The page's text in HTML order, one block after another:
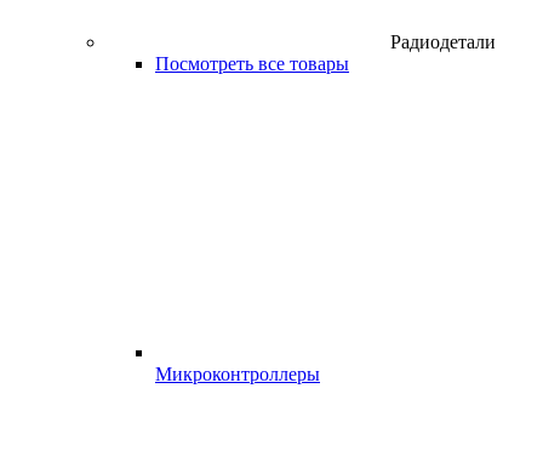
Радиодетали
Посмотреть все товары
Микроконтроллеры